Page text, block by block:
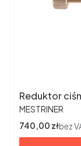
Reduktor
PRODUCENT
MESTRINER
Cena
740,00 złbez